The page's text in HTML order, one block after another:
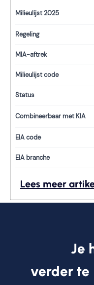
Milieulijst 2025
Regeling
MIA-aftrek
Milieulijst code
Status
Combineerbaar met KIA
EIA code
EIA branche
Lees meer
Je
verder te